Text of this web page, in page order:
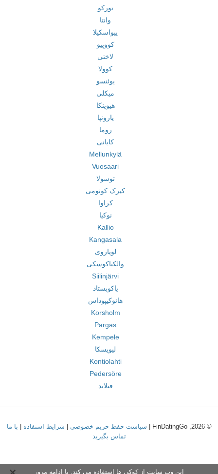
تورکو
وانتا
ییواسکیلا
کووپیو
لاختی
کوولا
یوئنسو
میکلی
هیوینکا
یارونپا
روما
کایانی
Mellunkylä
Vuosaari
توسولا
کیرک کونومی
کراوا
نوکیا
Kallio
Kangasala
لویاروی
والکیاکوسکی
Siilinjärvi
یاکوبستاد
هائوکیپوداس
Korsholm
Pargas
Kempele
لیویسکا
Kontiolahti
Pedersöre
فنلاند
© 2026, FinDatingGo | سیاست حفظ حریم خصوصی شرایط استفاده
با ما
تماس بگیرید
این وب سایت از کوکی ها استفاده می کند. با ادامه مرور